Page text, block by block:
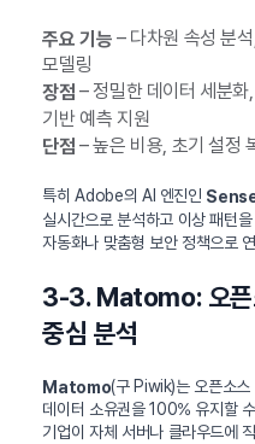
주요 기능 – 다차원 속성 분
모델링
장점 – 정밀한 데이터 세분화
기반 예측 지원
단점 – 높은 비용, 초기 설정
특히 Adobe의 AI 엔진인
실시간으로 분석하고 이상 패턴
자동화나 맞춤형 보안 정책으로
3-3. Matomo: 오픈
중심 분석
Matomo(구 Piwik)는 오픈소
데이터 소유권을 100% 유지할
기업이 자체 서버나 클라우드에